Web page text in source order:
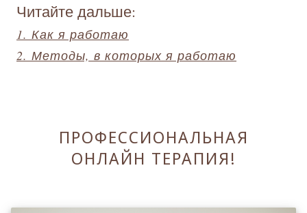
Читайте дальше:
1. Как я работаю
2. Методы, в которых я работаю
ПРОФЕССИОНАЛЬНАЯ
ОНЛАЙН ТЕРАПИЯ!